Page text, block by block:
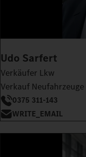
Udo Sarfert
Verkäufer Lkw
Verkauf Neufahrzeuge
0375 311-143
WRITE_EMAIL